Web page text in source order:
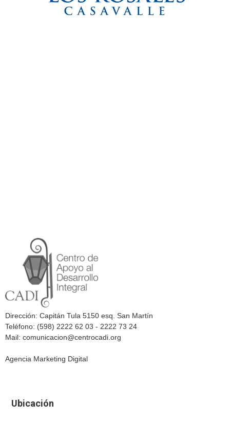
Dirección: Capitán Tula 5150 esq. San Martín
Teléfono: (598) 2222 62 03 - 2222 73 24
Mail: comunicacion@centrocadi.org
Agencia Marketing Digital
Ubicación